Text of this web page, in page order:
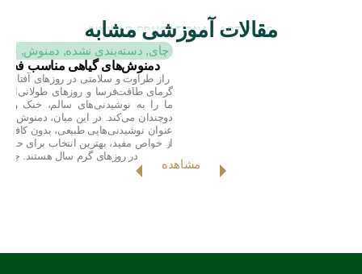
SIMILAR EDUCATIONAL ARTICLES
مقالات آموزشی مشابه
چای, دسته‌بندی نشده, دمنوش,
دمنوش‌های گیاهی مناسب
راز طراوت و سلامتی در روزهای آفتابی
گرمای طاقت‌فرسا و روزهای طولانی‌اش،
ما را به نوشیدنی‌های سالم، خنک و
دوچندان می‌کند. در این میان،
عنوان نوشیدنی‌هایی طبیعی، بدون
از خواص مفید، بهترین انتخاب برای
سلامتی در روزهای گرم سال هستند.
مشاهده